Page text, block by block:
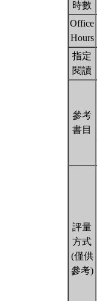
時數
Office
Hours
指定
閱讀
參考
書目
評量
方式
(僅供
參考)